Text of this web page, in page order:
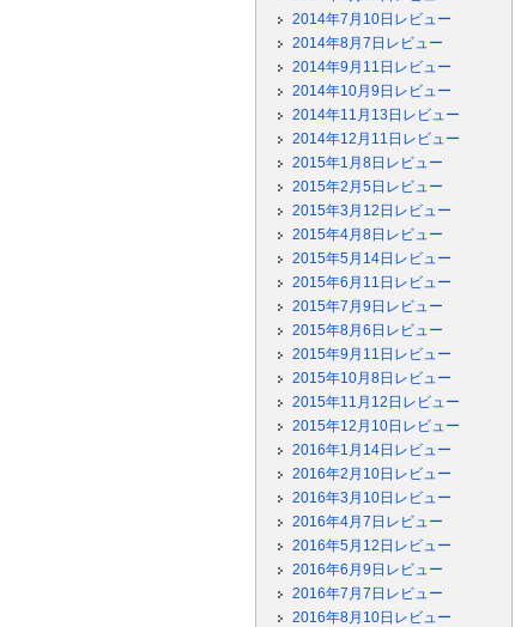
2014年7月10日レビュー
2014年8月7日レビュー
2014年9月11日レビュー
2014年10月9日レビュー
2014年11月13日レビュー
2014年12月11日レビュー
2015年1月8日レビュー
2015年2月5日レビュー
2015年3月12日レビュー
2015年4月8日レビュー
2015年5月14日レビュー
2015年6月11日レビュー
2015年7月9日レビュー
2015年8月6日レビュー
2015年9月11日レビュー
2015年10月8日レビュー
2015年11月12日レビュー
2015年12月10日レビュー
2016年1月14日レビュー
2016年2月10日レビュー
2016年3月10日レビュー
2016年4月7日レビュー
2016年5月12日レビュー
2016年6月9日レビュー
2016年7月7日レビュー
2016年8月10日レビュー